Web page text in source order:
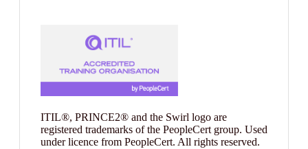
ITIL®, PRINCE2® and the Swirl logo are
registered trademarks of the PeopleCert group. Used
under licence from PeopleCert. All rights reserved.